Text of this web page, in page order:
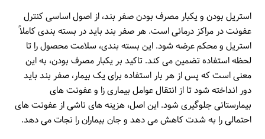
استریل بودن و یکبار مصرف بودن صفر بند، از اصول اساسی کنترل
عفونت در مراکز درمانی است. هر صفر بند باید در بسته بندی کاملاً
استریل و محکم عرضه شود. این بسته بندی، سلامت محصول را تا
لحظه استفاده تضمین می کند. تاکید بر یکبار مصرف بودن، به این
معنی است که پس از هر بار استفاده برای یک بیمار، صفر بند باید
دور انداخته شود تا از انتقال عوامل بیماری زا و عفونت های
بیمارستانی جلوگیری شود. این اصل، هزینه های ناشی از عفونت های
احتمالی را به شدت کاهش می دهد و جان بیماران را نجات می دهد.